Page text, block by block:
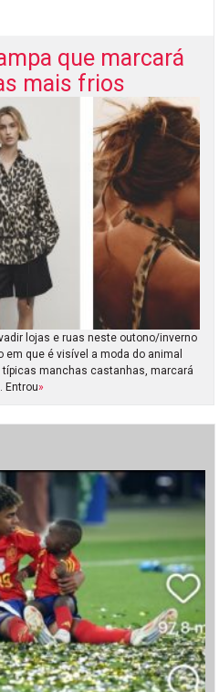
que marcará
mais frios
lojas e ruas neste outono/inverno
em que é visível a moda do animal
manchas castanhas, marcará
Entrou»